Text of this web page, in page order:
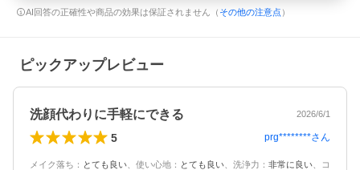
AI回答の正確性や商品の効果は保証されません（ その他の注意点 ）
ピックアップレビュー
洗顔代わりに手軽にできる 2026/6/1
5 prg********さん
メイク落ち ： とても良い 使い心地 ： とても良い 洗浄力 ： 非常に良い
コ